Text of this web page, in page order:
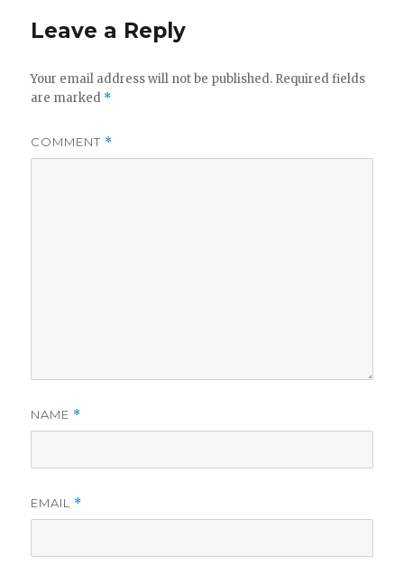
Leave a Reply
Your email address will not be published. Required fields
are marked *
COMMENT *
NAME *
EMAIL *